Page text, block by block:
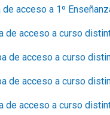
de acceso a 1º
de acceso a curso
de acceso a curso
de acceso a curso
de acceso a curso